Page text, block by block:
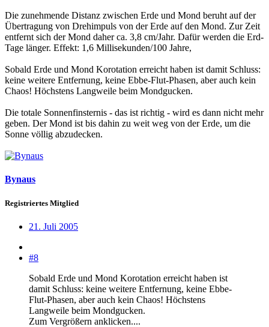
Die zunehmende Distanz zwischen Erde und Mond beruht auf der
Übertragung von Drehimpuls von der Erde auf den Mond. Zur Zeit
entfernt sich der Mond daher ca. 3,8 cm/Jahr. Dafür werden die Erd-
Tage länger. Effekt: 1,6 Millisekunden/100 Jahre,
Sobald Erde und Mond Korotation erreicht haben ist damit Schluss:
keine weitere Entfernung, keine Ebbe-Flut-Phasen, aber auch kein
Chaos! Höchstens Langweile beim Mondgucken.
Die totale Sonnenfinsternis - das ist richtig - wird es dann nicht mehr
geben. Der Mond ist bis dahin zu weit weg von der Erde, um die
Sonne völlig abzudecken.
Bynaus
Registriertes Mitglied
21. Juli 2005
#8
Sobald Erde und Mond Korotation erreicht haben ist
damit Schluss: keine weitere Entfernung, keine Ebbe-
Flut-Phasen, aber auch kein Chaos! Höchstens
Langweile beim Mondgucken.
Zum Vergrößern anklicken....